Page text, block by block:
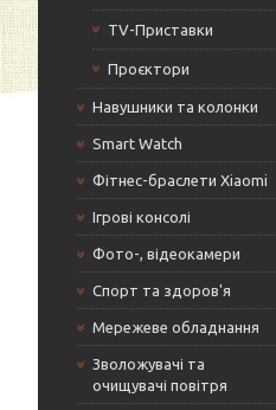
TV-Приставки
Проєктори
Навушники та колонки
Smart Watch
Фітнес-браслети Xiaomi
Ігрові консолі
Фото-, відеокамери
Спорт та здоров'я
Мережеве обладнання
Зволожувачі та
очищувачі повітря